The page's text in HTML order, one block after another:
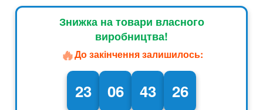
Знижка на товари власного
виробництва!
🔥До закінчення залишилось:
23 06 43 25